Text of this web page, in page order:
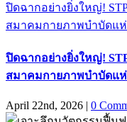
ปิดฉากอย่างยิ่งใหญ่!
สมาคมกายภาพบำบัดแห่
ปิดฉากอย่างยิ่งใหญ่!
สมาคมกายภาพบำบัดแห่
April 22nd, 2026 | 0